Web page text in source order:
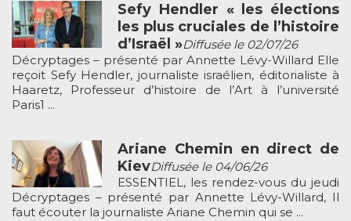
Sefy Hendler « les élections
les plus cruciales de l’histoire
d’Israël »Diffusée le 02/07/26
Décryptages – présenté par Annette Lévy-Willard Elle
reçoit Sefy Hendler, journaliste israélien, éditorialiste à
Haaretz, Professeur d’histoire de l’Art à l’université
Paris1 ...
Ariane Chemin en direct de
KievDiffusée le 04/06/26
ESSENTIEL, les rendez-vous du jeudi
Décryptages – présenté par Annette Lévy-Willard, Il
faut écouter la journaliste Ariane Chemin qui se ...